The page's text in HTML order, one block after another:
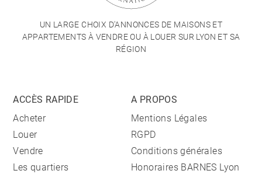
UN LARGE CHOIX D'ANNONCES DE MAISONS ET
APPARTEMENTS À VENDRE OU À LOUER SUR LYON ET SA
RÉGION
ACCÈS RAPIDE
Acheter
Louer
Vendre
Les quartiers
A PROPOS
Mentions Légales
RGPD
Conditions générales
Honoraires BARNES Lyon